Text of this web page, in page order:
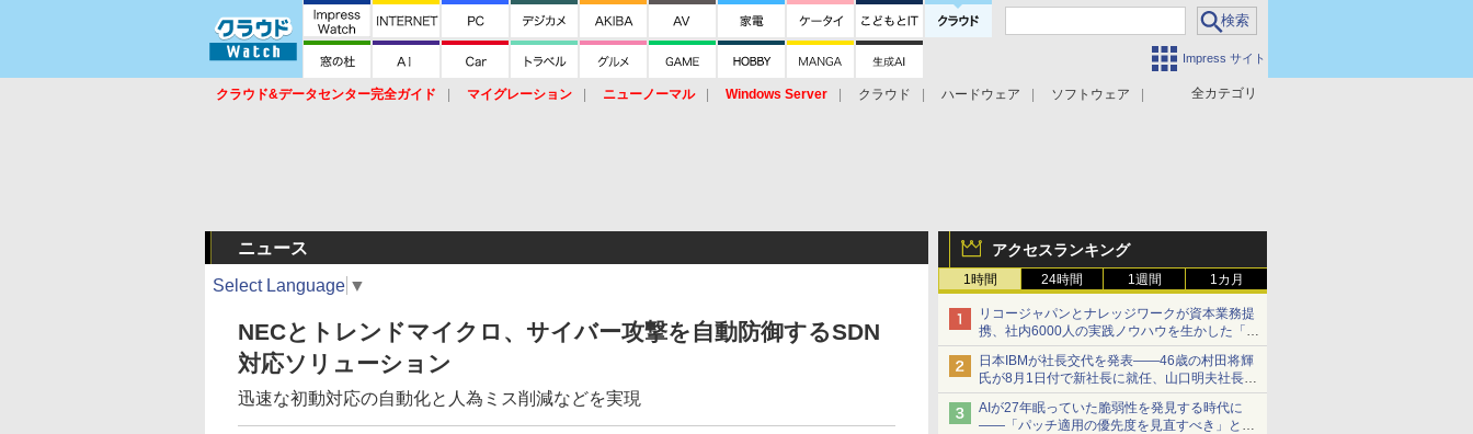
Impress サイト
全カテゴリ
クラウド&データセンター完全ガイド マイグレーション ニューノーマル Windows Server クラウド ハードウェア
ソフトウェア
アクセスランキング
1時間 24時間 1週間 1カ月
リコージャパンとナレッジワークが資本業務提
携、社内6000人の実践ノウハウを生かした「AI
商談記録 for RICOH」を展開へ
日本IBMが社長交代を発表――46歳の村田将輝
氏が8月1日付で新社長に就任、山口明夫社長は
会長へ
AIが27年眠っていた脆弱性を発見する時代に
――「パッチ適用の優先度を見直すべき」とセ
ニュース
Select Language ▼
NECとトレンドマイクロ、サイバー攻撃を自動防御するSDN
対応ソリューション
迅速な初動対応の自動化と人為ミス削減などを実現